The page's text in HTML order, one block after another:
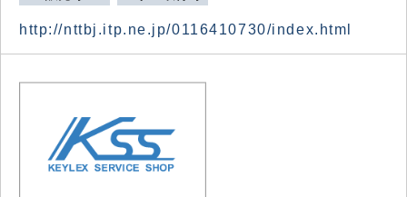
http://nttbj.itp.ne.jp/0116410730/index.html